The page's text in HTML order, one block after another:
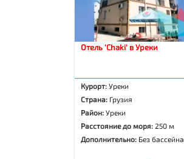
Отель 'Chaki' в Уреки
Курорт:Уреки
Страна: Грузия
Район:Уреки
Расстояние до моря:250 м
Дополнительно: Без бассейна